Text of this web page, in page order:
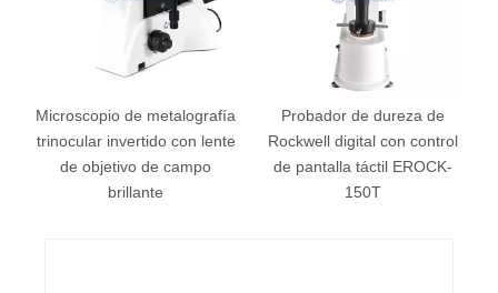
Microscopio de metalografía
trinocular invertido con lente
de objetivo de campo
brillante
Probador de dureza de
Rockwell digital con control
de pantalla táctil EROCK-
150T